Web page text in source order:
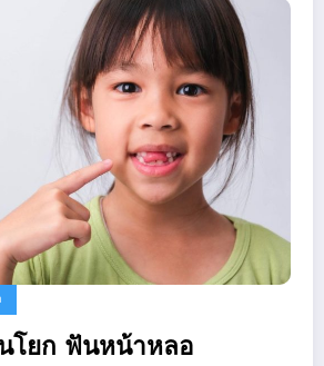
โยก ฟันหน้าหลอ